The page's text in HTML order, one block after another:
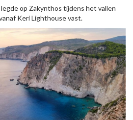
op Zakynthos tijdens het vallen
Keri Lighthouse vast.